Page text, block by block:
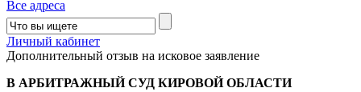
Все адреса
Личный кабинет
Дополнительный отзыв на исковое заявление
В АРБИТРАЖНЫЙ СУД КИРОВОЙ ОБЛАСТИ